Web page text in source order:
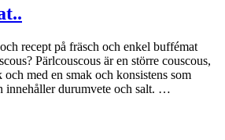
recept på fräsch och enkel buffémat
Pärlcouscous är en större couscous,
med en smak och konsistens som
innehåller durumvete och salt. …